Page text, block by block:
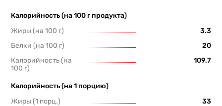
Калорийность (на 100 г продукта)
Жиры (на 100 г)
3.3
Белки (на 100 г)
20
Калорийность (на
100 г)
109.7
Калорийность (на 1 порцию)
Жиры (1 порц.)
33